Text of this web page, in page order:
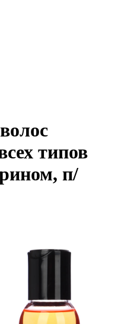
типов
п/